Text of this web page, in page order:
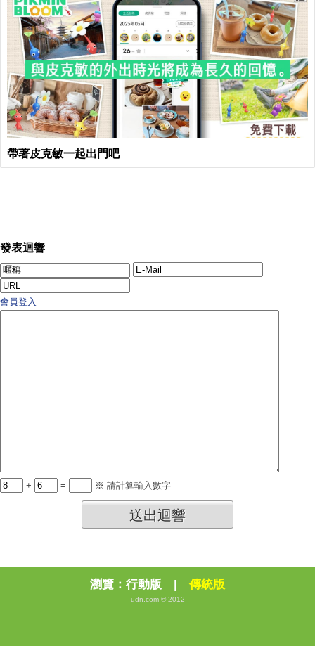
帶著皮克敏一起出門吧
發表迴響
會員登入
+ = ※ 請計算輸入數字
送出迴響
瀏覽： 行動版 傳統版
udn.com © 2012